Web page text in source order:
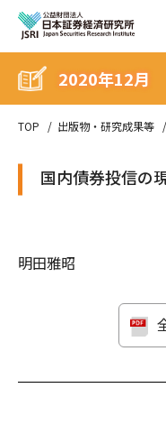
TOP 出版物・研究成果等
2020年12月
国内債券投信の
明田雅昭